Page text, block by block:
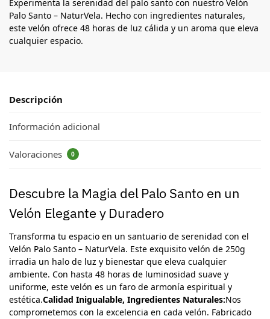
Experimenta la serenidad del palo santo con nuestro Velón
Palo Santo – NaturVela. Hecho con ingredientes naturales,
este velón ofrece 48 horas de luz cálida y un aroma que eleva
cualquier espacio.
Descripción
Información adicional
Valoraciones 0
Descubre la Magia del Palo Santo en un
Velón Elegante y Duradero
Transforma tu espacio en un santuario de serenidad con el
Velón Palo Santo – NaturVela. Este exquisito velón de 250g
irradia un halo de luz y bienestar que eleva cualquier
ambiente. Con hasta 48 horas de luminosidad suave y
uniforme, este velón es un faro de armonía espiritual y
estética.Calidad Inigualable, Ingredientes Naturales:Nos
comprometemos con la excelencia en cada velón. Fabricado